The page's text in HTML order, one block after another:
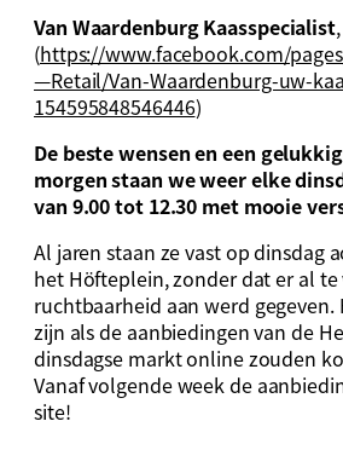
Van Waardenburg Kaasspecialist,
(https://www.facebook.com/
—Retail/Van-Waardenburg-uw-
154595848546446)
De beste wensen en een
morgen staan we weer elke
van 9.00 tot 12.30 met mooie
Al jaren staan ze vast op dinsdag
het Höfteplein, zonder dat er al te
ruchtbaarheid aan werd
zijn als de aanbiedingen van de
dinsdagse markt online zouden
Vanaf volgende week de
site!